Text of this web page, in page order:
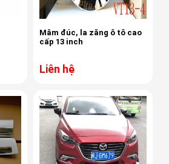
Mâm đúc, la zăng ô tô cao
cấp 13 inch
Liên hệ